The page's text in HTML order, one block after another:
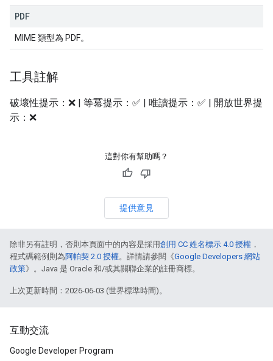
PDF
MIME 類型為 PDF。
工具註解
破壞性提示：❌ | 等冪提示：✅ | 唯讀提示：✅ | 開放世界提
示：❌
這對你有幫助嗎？
提供意見
除非另有註明，否則本頁面中的內容是採用創用 CC 姓名標示 4.0 授權 ，
程式碼範例則為阿帕契 2.0 授權。詳情請參閱《Google Developers 網站
政策》。Java 是 Oracle 和/或其關聯企業的註冊商標。
上次更新時間：2026-06-03 (世界標準時間)。
互動交流
Google Developer Program